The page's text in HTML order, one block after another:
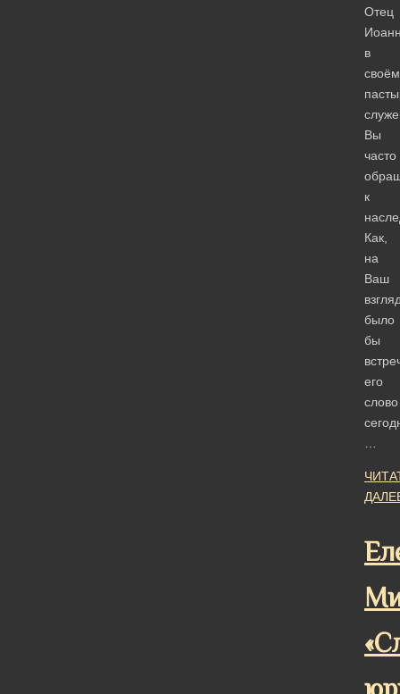
Отец
в
своём
Вы
часто
к
Как,
на
Ваш
было
бы
его
слово